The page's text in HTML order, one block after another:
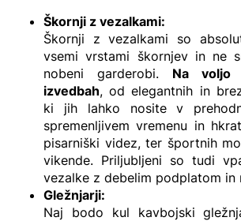
Škornji z vezalkami:
Škornji z vezalkami so
vsemi vrstami škornjev in ne
nobeni garderobi. Na voljo
izvedbah, od elegantnih in
ki jih lahko nosite v
spremenljivem vremenu in
pisarniški videz, ter športnih
vikende. Priljubljeni so tudi
vezalke z debelim podplatom in
Gležnjarji:
Naj bodo kul kavbojski